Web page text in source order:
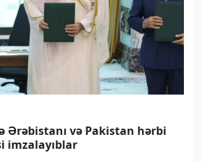
Ərəbistanı və Pakistan hərbi
imzalayıblar